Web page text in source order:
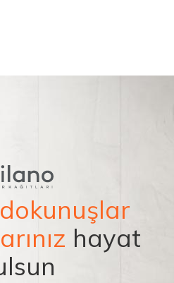
dokunuşlar
hayat